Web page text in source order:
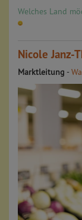
Welches Land
Nicole Janz-
Marktleitung -